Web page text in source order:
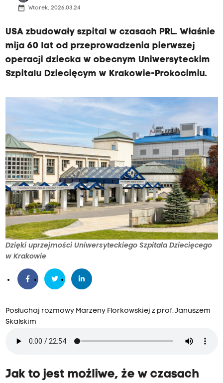
date_range Wtorek, 2026.03.24
USA zbudowały szpital w czasach PRL. Właśnie
mija 60 lat od przeprowadzenia pierwszej
operacji dziecka w obecnym Uniwersyteckim
Szpitalu Dziecięcym w Krakowie-Prokocimiu.
Dzięki uprzejmości Uniwersyteckiego Szpitala Dziecięcego
w Krakowie
Posłuchaj rozmowy Marzeny Florkowskiej z prof. Januszem
Skalskim
Jak to jest możliwe, że w czasach